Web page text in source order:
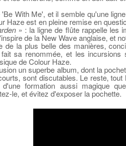
With Me', et il semble qu'une
Haze est en pleine remise en
» : la ligne de flûte rappelle les
de la New Wave anglaise, et
de la plus belle des manières,
sa renommée, et les
de Colour Haze.
un superbe album, dont la
sont discutables. Le reste,
formation aussi magique
le, et évitez d'exposer la pochette.